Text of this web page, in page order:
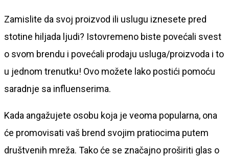
Zamislite da svoj proizvod ili uslugu iznesete pred
stotine hiljada ljudi? Istovremeno biste povećali svest
o svom brendu i povećali prodaju usluga/proizvoda i to
u jednom trenutku! Ovo možete lako postići pomoću
saradnje sa influenserima.
Kada angažujete osobu koja je veoma popularna, ona
će promovisati vaš brend svojim pratiocima putem
društvenih mreža. Tako će se značajno proširiti glas o